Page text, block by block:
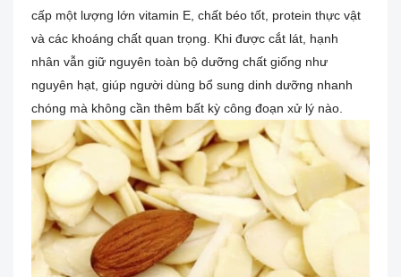
cấp một lượng lớn vitamin E, chất béo tốt, protein thực vật
và các khoáng chất quan trọng. Khi được cắt lát, hạnh
nhân vẫn giữ nguyên toàn bộ dưỡng chất giống như
nguyên hạt, giúp người dùng bổ sung dinh dưỡng nhanh
chóng mà không cần thêm bất kỳ công đoạn xử lý nào.